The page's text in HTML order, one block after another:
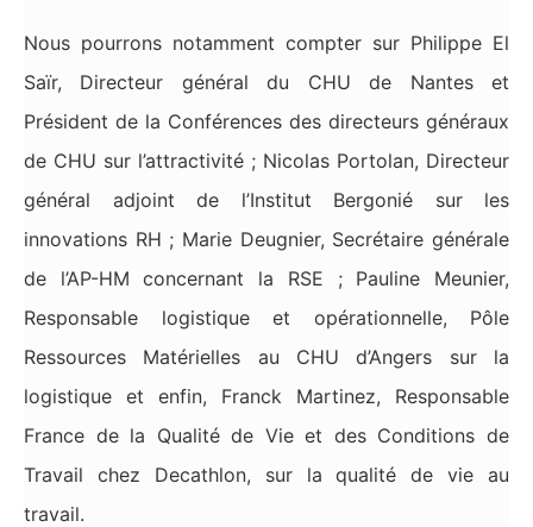
Nous pourrons notamment compter sur Philippe El
Saïr, Directeur général du CHU de Nantes et
Président de la Conférences des directeurs généraux
de CHU sur l’attractivité ; Nicolas Portolan, Directeur
général adjoint de l’Institut Bergonié sur les
innovations RH ; Marie Deugnier, Secrétaire générale
de l’AP-HM concernant la RSE ; Pauline Meunier,
Responsable logistique et opérationnelle, Pôle
Ressources Matérielles au CHU d’Angers sur la
logistique et enfin, Franck Martinez, Responsable
France de la Qualité de Vie et des Conditions de
Travail chez Decathlon, sur la qualité de vie au
travail.